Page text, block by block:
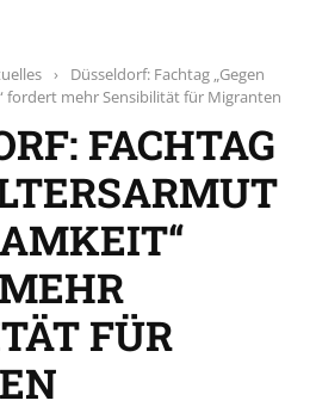
›
Düsseldorf: Fachtag „Gegen
fordert mehr Sensibilität für Migranten
FACHTAG
FÜR